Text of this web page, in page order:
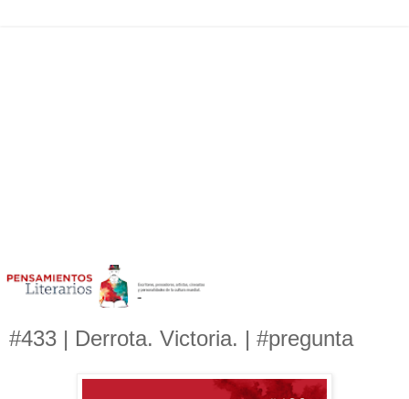
#433 | Derrota. Victoria. | #pregunta